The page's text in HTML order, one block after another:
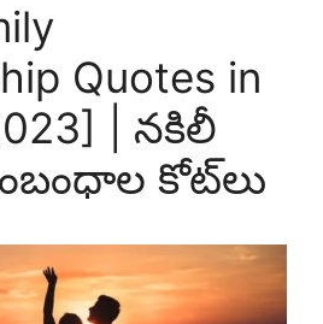
Quotes in
| నకిలీ
కోట్‌లు